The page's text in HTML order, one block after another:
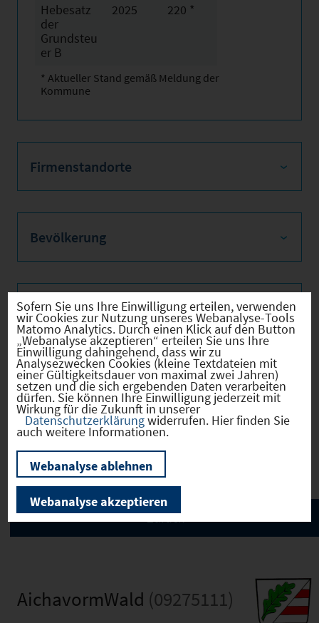
Hebesatz
der
Grundsteu
er B
2025 220 *
* Aktueller Stand gemäß Meldung der
Kommune
Firmenstandorte
Bevölkerung
Sozialvers. Beschäftigte
Verkehrsinfrastruktur
Kommunale Infrastruktur
AichavormWald (09275111)
Sofern Sie uns Ihre Einwilligung erteilen, verwenden
wir Cookies zur Nutzung unseres Webanalyse-Tools
Matomo Analytics. Durch einen Klick auf den Button
„Webanalyse akzeptieren“ erteilen Sie uns Ihre
Einwilligung dahingehend, dass wir zu
Analysezwecken Cookies (kleine Textdateien mit
einer Gültigkeitsdauer von maximal zwei Jahren)
setzen und die sich ergebenden Daten verarbeiten
dürfen. Sie können Ihre Einwilligung jederzeit mit
Wirkung für die Zukunft in unserer
Datenschutzerklärungwiderrufen. Hier finden Sie
auch weitere Informationen.
Webanalyse ablehnen
Webanalyse akzeptieren